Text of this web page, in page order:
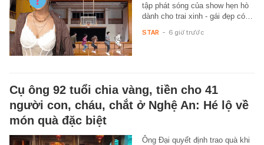
tập phát sóng của show hẹn hò
dành cho trai xinh - gái đẹp có…
STAR - 6 giờ trước
Cụ ông 92 tuổi chia vàng, tiền cho 41
người con, cháu, chắt ở Nghệ An: Hé lộ về
món quà đặc biệt
Ông Đại quyết định trao quà khi